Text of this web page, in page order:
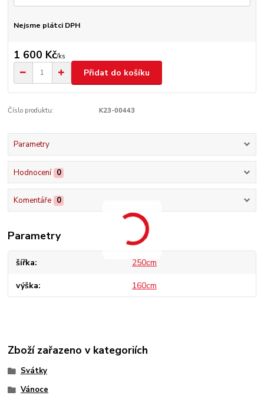
Nejsme plátci DPH
1 600 Kč/ks
Přidat do košíku
Číslo produktu: K23-00443
Parametry
Hodnocení 0
Komentáře 0
Parametry
šířka 250cm
výška 160cm
Zboží zařazeno v kategoriích
Svátky
Vánoce